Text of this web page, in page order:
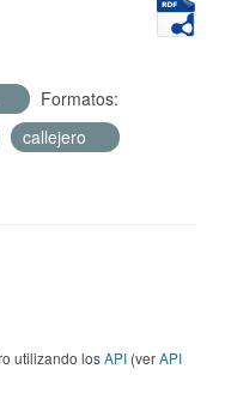
Formatos:
callejero
utilizando losAPI (verAPI